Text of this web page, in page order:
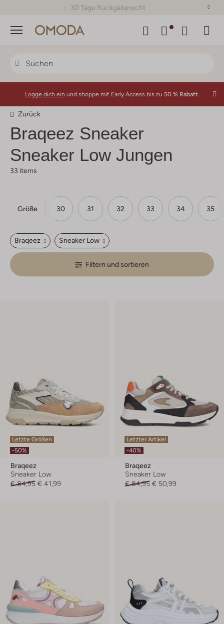
30 Tage Rückgaberecht
Menü
Logge dich ein und shoppe mit Early Access bis zu 50 % Rabatt.
Zurück
Braqeez Sneaker
Sneaker Low Jungen
33 items
Größe
29 30 31 32 33 34 35
Braqeez Sneaker Low
Filtern und sortieren
Letzte Größen
-50%
Braqeez
Sneaker Low
€ 84,95 € 41,99
Letzter Artikel
-40%
Braqeez
Sneaker Low
€ 84,95 € 50,99